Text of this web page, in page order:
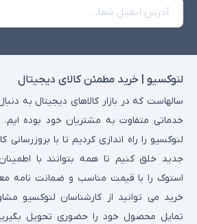
لنوکسیو | خرید مطمئن کالای دیجیتال
سالهاست که در بازار کالاهای دیجیتال به
خدماتی متفاوت به مشتریان خود بوده ایم.
لنوکسیو را راه اندازی کردیم تا با بروزرسانی
جدید خلق کنیم تا همه بتوانند با
استوک را با قیمت مناسب و ضمانت نامه
خرید می توانید از کارشناسان لنوکسیو
تمایل محصول خود را حضوری تحویل